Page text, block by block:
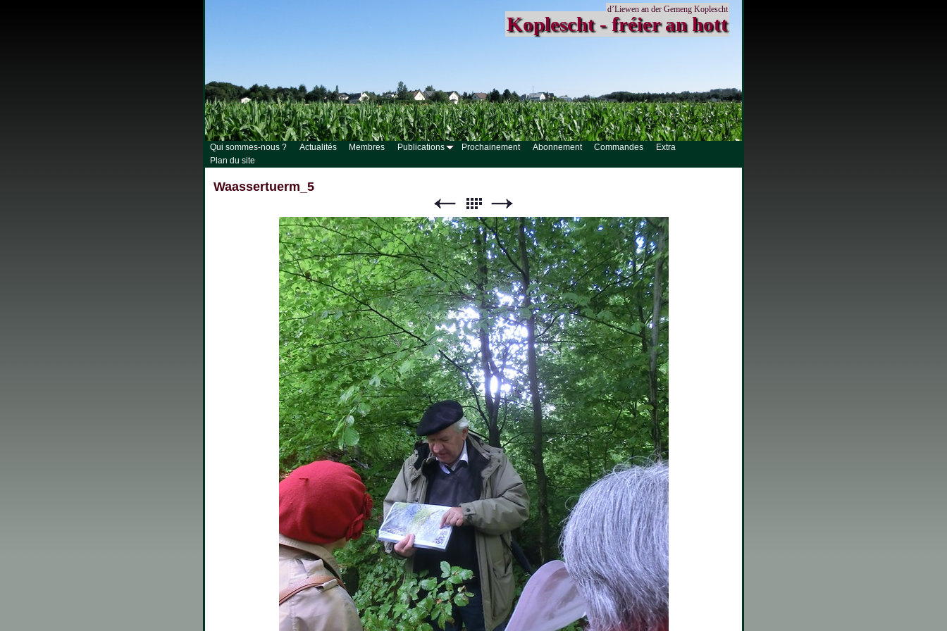
Koplescht - fréier an hott
d’Liewen an der Gemeng Koplescht
Qui sommes-nous ? Actualités Membres Publications Prochainement Abonnement Commandes
Extra
Plan du site
Waassertuerm_5